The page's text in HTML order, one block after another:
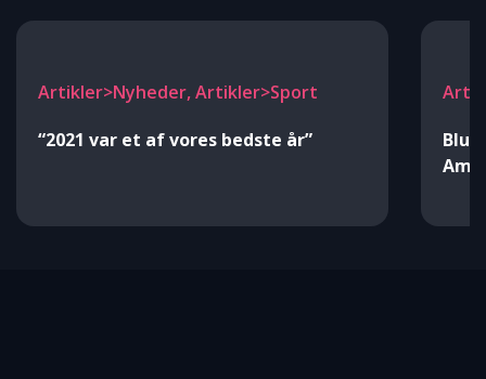
Artikler>Nyheder, Artikler>Sport
“2021 var et af vores bedste år”